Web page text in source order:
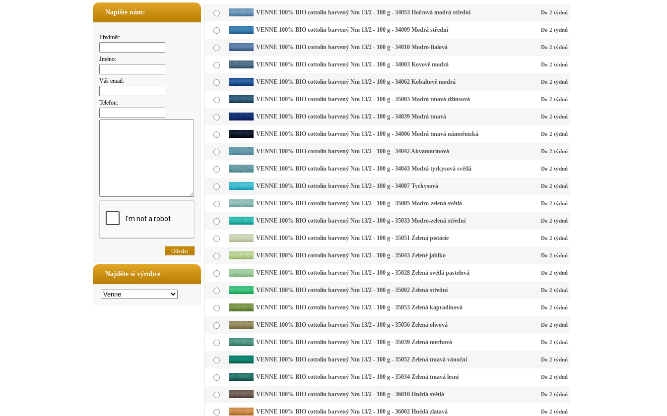
Napište nám:
Předmět:
Jméno:
Váš email:
Telefon:
Najděte si výrobce
VENNE 100% BIO cottolin barvený Nm 13/2 - 100 g - 34053 Hořcová modrá střední Do 2 týdnů
VENNE 100% BIO cottolin barvený Nm 13/2 - 100 g - 34009 Modrá střední Do 2 týdnů
VENNE 100% BIO cottolin barvený Nm 13/2 - 100 g - 34010 Modro-fialová Do 2 týdnů
VENNE 100% BIO cottolin barvený Nm 13/2 - 100 g - 34003 Kovově modrá Do 2 týdnů
VENNE 100% BIO cottolin barvený Nm 13/2 - 100 g - 34062 Kobaltově modrá Do 2 týdnů
VENNE 100% BIO cottolin barvený Nm 13/2 - 100 g - 35003 Modrá tmavá džínsová Do 2 týdnů
VENNE 100% BIO cottolin barvený Nm 13/2 - 100 g - 34039 Modrá tmavá Do 2 týdnů
VENNE 100% BIO cottolin barvený Nm 13/2 - 100 g - 34006 Modrá tmavá námořnická Do 2 týdnů
VENNE 100% BIO cottolin barvený Nm 13/2 - 100 g - 34042 Akvamarínová Do 2 týdnů
VENNE 100% BIO cottolin barvený Nm 13/2 - 100 g - 34043 Modrá tyrkysová světlá Do 2 týdnů
VENNE 100% BIO cottolin barvený Nm 13/2 - 100 g - 34007 Tyrkysová Do 2 týdnů
VENNE 100% BIO cottolin barvený Nm 13/2 - 100 g - 35005 Modro-zelená světlá Do 2 týdnů
VENNE 100% BIO cottolin barvený Nm 13/2 - 100 g - 35033 Modro-zelená střední Do 2 týdnů
VENNE 100% BIO cottolin barvený Nm 13/2 - 100 g - 35051 Zelená pistácie Do 2 týdnů
VENNE 100% BIO cottolin barvený Nm 13/2 - 100 g - 35043 Zelené jablko Do 2 týdnů
VENNE 100% BIO cottolin barvený Nm 13/2 - 100 g - 35028 Zelená světlá pastelová Do 2 týdnů
VENNE 100% BIO cottolin barvený Nm 13/2 - 100 g - 35002 Zelená střední Do 2 týdnů
VENNE 100% BIO cottolin barvený Nm 13/2 - 100 g - 35053 Zelená kapradinová Do 2 týdnů
VENNE 100% BIO cottolin barvený Nm 13/2 - 100 g - 35056 Zelená olivová Do 2 týdnů
VENNE 100% BIO cottolin barvený Nm 13/2 - 100 g - 35039 Zelená mechová Do 2 týdnů
VENNE 100% BIO cottolin barvený Nm 13/2 - 100 g - 35052 Zelená tmavá vánoční Do 2 týdnů
VENNE 100% BIO cottolin barvený Nm 13/2 - 100 g - 35034 Zelená tmavá lesní Do 2 týdnů
VENNE 100% BIO cottolin barvený Nm 13/2 - 100 g - 36010 Hnědá světlá Do 2 týdnů
VENNE 100% BIO cottolin barvený Nm 13/2 - 100 g - 36002 Hnědá zlatavá Do 2 týdnů